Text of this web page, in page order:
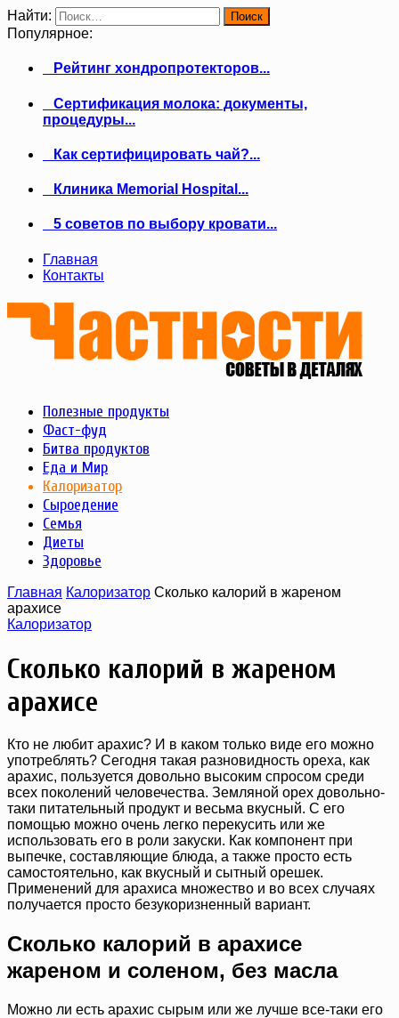
Найти:
Популярное:
Рейтинг хондропротекторов...
Сертификация молока: документы,
процедуры...
Как сертифицировать чай?...
Клиника Memorial Hospital...
5 советов по выбору кровати...
Главная
Контакты
Полезные продукты
Фаст-фуд
Битва продуктов
Еда и Мир
Калоризатор
Сыроедение
Семья
Диеты
Здоровье
Главная Калоризатор Сколько калорий в жареном
арахисе
Калоризатор
Сколько калорий в жареном
арахисе
Кто не любит арахис? И в каком только виде его можно
употреблять? Сегодня такая разновидность ореха, как
арахис, пользуется довольно высоким спросом среди
всех поколений человечества. Земляной орех довольно-
таки питательный продукт и весьма вкусный. С его
помощью можно очень легко перекусить или же
использовать его в роли закуски. Как компонент при
выпечке, составляющие блюда, а также просто есть
самостоятельно, как вкусный и сытный орешек.
Применений для арахиса множество и во всех случаях
получается просто безукоризненный вариант.
Сколько калорий в арахисе
жареном и соленом, без масла
Можно ли есть арахис сырым или же лучше все-таки его